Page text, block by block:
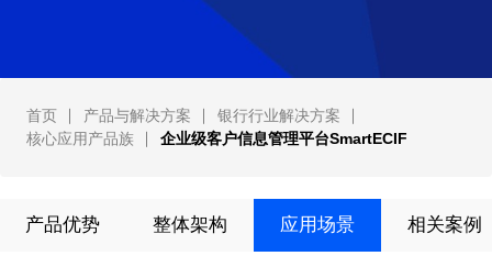
首页 产品与解决方案
银行行业解决方案
核心应用产品族
企业级客户信息管理平台SmartECIF
产品优势 整体架构 应用场景 相关案例